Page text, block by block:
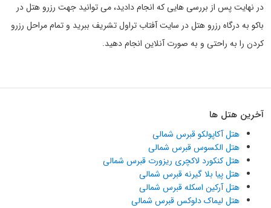
در نهایت پس از بررسی هایی که انجام دادید، می توانید جهت رزرو هتل در
باکو به درگاه رزرو هتل در سایت آفتاب تراول تشریف ببرید و تمام مراحل رزرو
کردن را به راحتی و به صورت آنلاین انجام دهید.
آخرین هتل ها
هتل آکاپولکو قبرس شمالی
هتل الکسوس قبرس شمالی
هتل کنکورد لاکچری ریزورت قبرس شمالی
هتل پیا بلا گیرنه قبرس شمالی
هتل آرکین اسکله قبرس شمالی
هتل لیماک دلوکس قبرس شمالی